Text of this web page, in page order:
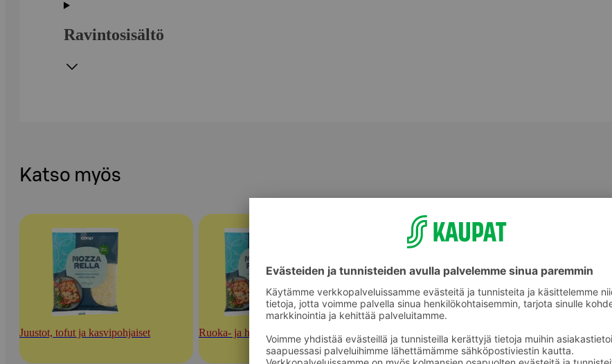
Ravintosisältö
Katso myös
Juustot, tofut ja kasvipohjaiset Ruoka- ja herkuttelujuustot
erikoisjuustot